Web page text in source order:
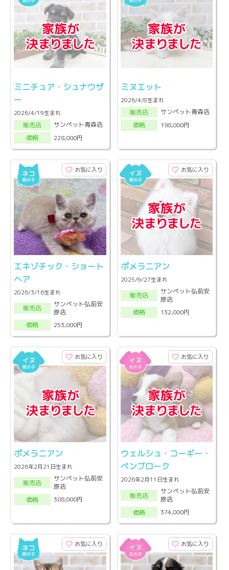
ミニチュア・シュナウザ
ー
2026/4/19生まれ
販売店
サンペット青森店
価格
228,000円
ミヌエット
2026/4/8生まれ
販売店
サンペット青森店
価格
198,000円
お気に入り
エキゾチック・ショート
ヘア
2026/3/16生まれ
販売店
サンペット弘前安
原店
価格
253,000円
お気に入り
ポメラニアン
2025/9/27生まれ
販売店
サンペット弘前安
原店
価格
132,000円
お気に入り
ポメラニアン
2026年2月21日生まれ
販売店
サンペット弘前安
原店
価格
308,000円
お気に入り
ウェルシュ・コーギー・
ペンブローク
2026年2月11日生まれ
販売店
サンペット弘前安
原店
価格
374,000円
お気に入り お気に入り